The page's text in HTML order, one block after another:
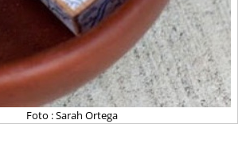
Foto : Sarah Ortega